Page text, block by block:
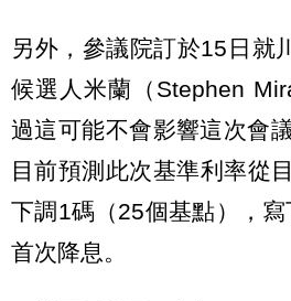
另外，參議院訂於15日就
候選人米蘭（Stephen
過這可能不會影響這次會
目前預測此次基準利率從
下調1碼（25個基點），
首次降息。